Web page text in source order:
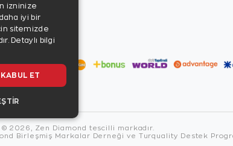
2026, Zen Diamond tescilli markadır.
Birleşmiş Markalar Derneği ve Turquality Destek
izninize
iyi bir
sitemizde
Detaylı bilgi
ET